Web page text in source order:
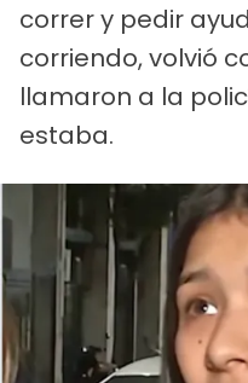
correr y pedir
corriendo, volvió
llamaron a la
estaba.